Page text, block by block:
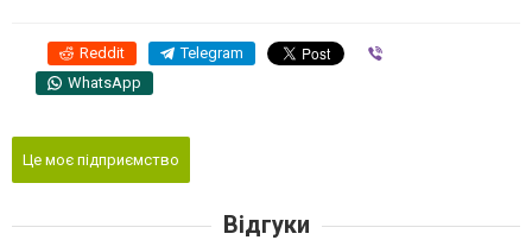
Reddit Telegram
WhatsApp
Це моє підприємство
Відгуки